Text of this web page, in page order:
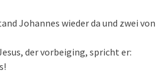
Johannes wieder da und zwei von
der vorbeiging, spricht er: